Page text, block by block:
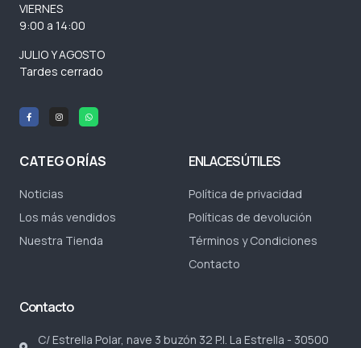
VIERNES
9:00 a 14:00
JULIO Y AGOSTO
Tardes cerrado
CATEGORÍAS
Noticias
Los más vendidos
Nuestra Tienda
ENLACES ÚTILES
Política de privacidad
Políticas de devolución
Términos y Condiciones
Contacto
Contacto
C/ Estrella Polar, nave 3 buzón 32 P.I. La Estrella - 30500